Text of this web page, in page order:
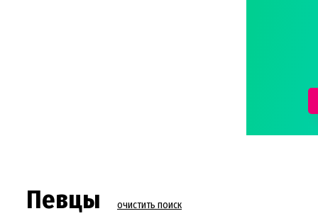
Певцы очистить поиск